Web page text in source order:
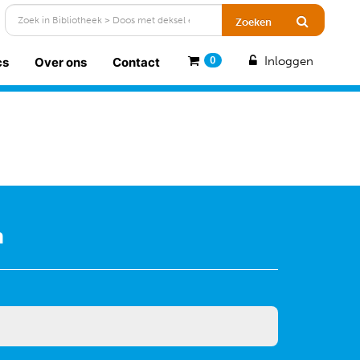
Over ons Contact 0 Inloggen